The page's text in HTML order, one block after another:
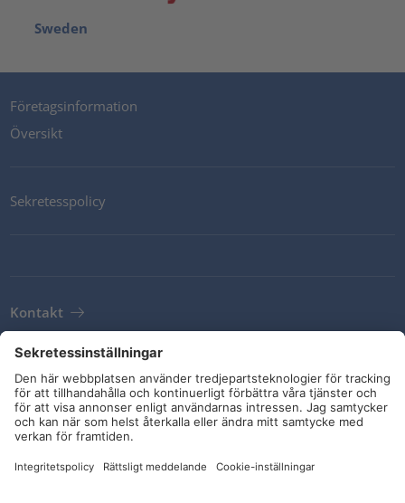
Sweden
Företagsinformation
Översikt
Sekretesspolicy
Kontakt
Leveransvillkor
Riktlinjer och åtaganden
Sociala medier